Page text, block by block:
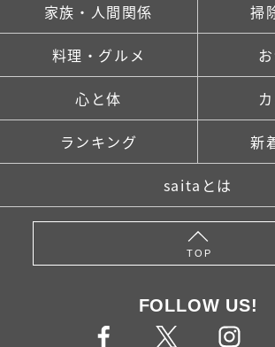
家族・人間関係 掃
料理・グルメ
心と体
ランキング 新
saitaとは
TOP
FOLLOW US!